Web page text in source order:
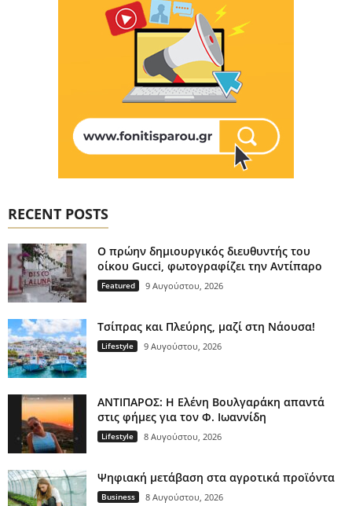
RECENT POSTS
Ο πρώην δημιουργικός διευθυντής του
οίκου Gucci, φωτογραφίζει την Αντίπαρο
Featured 9 Αυγούστου, 2026
Τσίπρας και Πλεύρης, μαζί στη Νάουσα!
Lifestyle 9 Αυγούστου, 2026
ΑΝΤΙΠΑΡΟΣ: Η Ελένη Βουλγαράκη απαντά
στις φήμες για τον Φ. Ιωαννίδη
Lifestyle 8 Αυγούστου, 2026
Ψηφιακή μετάβαση στα αγροτικά προϊόντα
Business 8 Αυγούστου, 2026